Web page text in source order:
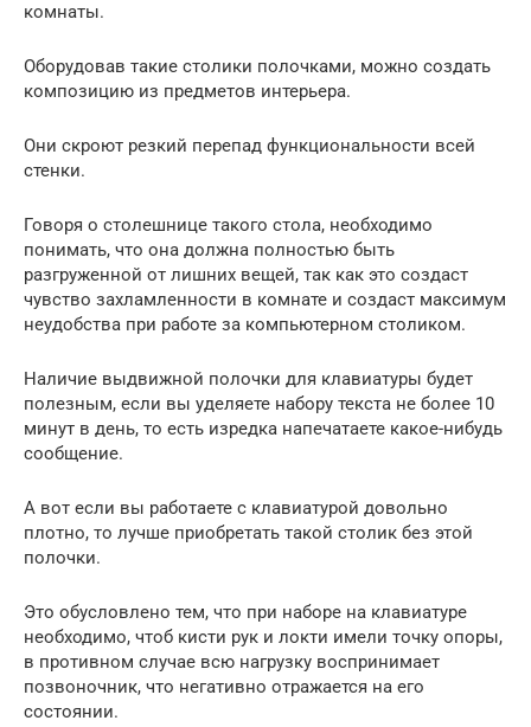
комнаты.
Оборудовав такие столики полочками, можно создать
композицию из предметов интерьера.
Они скроют резкий перепад функциональности всей
стенки.
Говоря о столешнице такого стола, необходимо
понимать, что она должна полностью быть
разгруженной от лишних вещей, так как это создаст
чувство захламленности в комнате и создаст максимум
неудобства при работе за компьютерном столиком.
Наличие выдвижной полочки для клавиатуры будет
полезным, если вы уделяете набору текста не более 10
минут в день, то есть изредка напечатаете какое-нибудь
сообщение.
А вот если вы работаете с клавиатурой довольно
плотно, то лучше приобретать такой столик без этой
полочки.
Это обусловлено тем, что при наборе на клавиатуре
необходимо, чтоб кисти рук и локти имели точку опоры,
в противном случае всю нагрузку воспринимает
позвоночник, что негативно отражается на его
состоянии.